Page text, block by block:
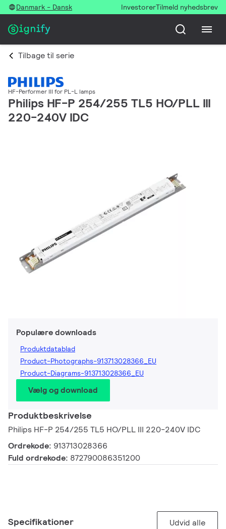
Danmark - Dansk InvestorerTilmeld nyhedsbrev
Tilbage til serie
HF-Performer III for PL-L lamps
Philips HF-P 254/255 TL5 HO/PLL III
220-240V IDC
Populære downloads
Produktdatablad
Product-Photographs-913713028366_EU
Product-Diagrams-913713028366_EU
Vælg og download
Produktbeskrivelse
Philips HF-P 254/255 TL5 HO/PLL III 220-240V IDC
Ordrekode: 913713028366
Fuld ordrekode: 872790086351200
Specifikationer Udvid alle